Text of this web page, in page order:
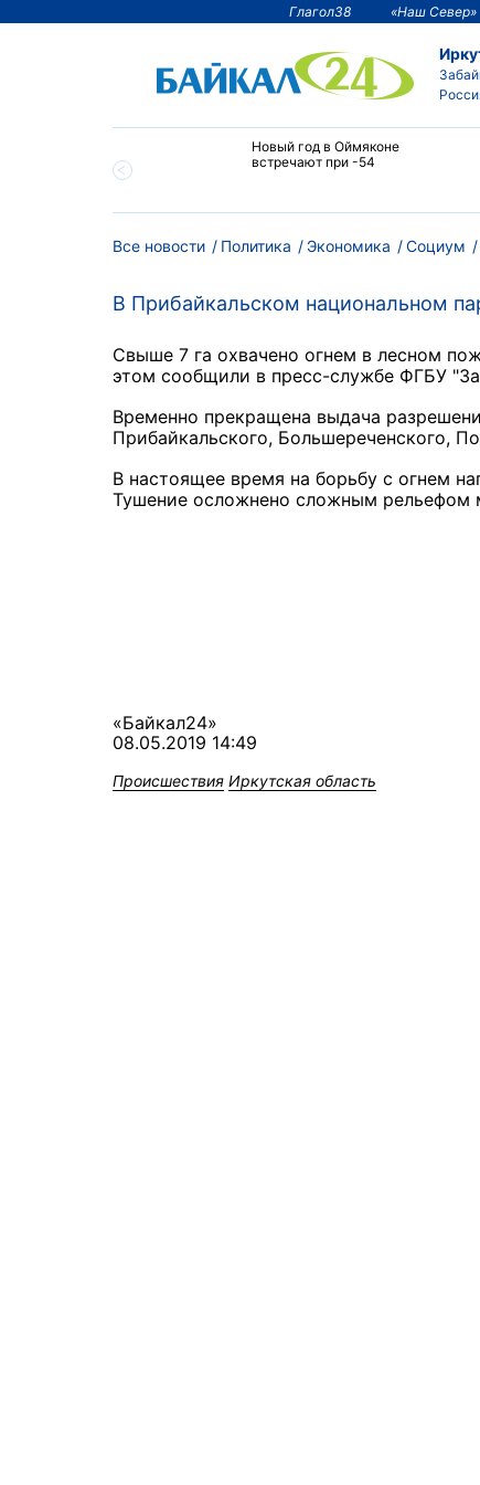
Глагол38 «Наш Север»
Новый год в Оймяконе
встречают при -54
Все новости Политика Экономика Социум
В Прибайкальском национальном
Свыше 7 га охвачено огнем в лесном
этом сообщили в пресс-службе ФГБУ
Временно прекращена выдача
Прибайкальского, Большереченского,
В настоящее время на борьбу с огнем
Тушение осложнено сложным рельефом
«Байкал24»
08.05.2019 14:49
Происшествия Иркутская область